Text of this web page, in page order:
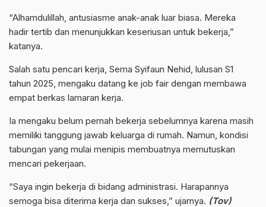
“Alhamdulillah, antusiasme anak-anak luar biasa. Mereka
hadir tertib dan menunjukkan keseriusan untuk bekerja,”
katanya.
Salah satu pencari kerja, Sema Syifaun Nehid, lulusan S1
tahun 2025, mengaku datang ke job fair dengan membawa
empat berkas lamaran kerja.
Ia mengaku belum pernah bekerja sebelumnya karena masih
memiliki tanggung jawab keluarga di rumah. Namun, kondisi
tabungan yang mulai menipis membuatnya memutuskan
mencari pekerjaan.
“Saya ingin bekerja di bidang administrasi. Harapannya
semoga bisa diterima kerja dan sukses,” ujarnya. (Tov)